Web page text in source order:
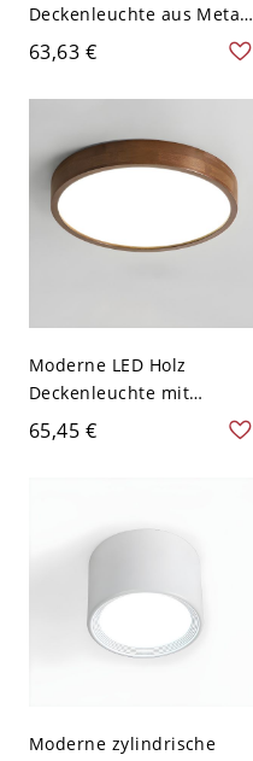
Deckenleuchte aus Metall
mit 1 Licht - Schwarz
110V-120V 30,48 cm
Weißlicht
63,63 €
Moderne LED Holz
Deckenleuchte mit
Acrylschirm - Walnuss
Farbe 110V-120V 22,86 cm
65,45 €
Moderne zylindrische